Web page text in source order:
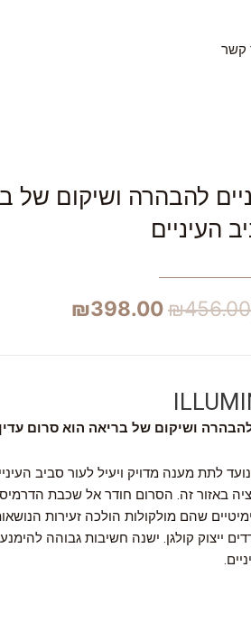
קשר
להבהרה ושיקום של
העיניים
₪456.00
₪398.00
ושיקום של בריאה הוא סרום
לתת מענה מדויק ויעיל לעור סביב
באזור זה. הסרום חודר אל שכבת
שהם מולקולות הולכה זעירות
ייצוק קולגן. ישנה חשיבות גבוהה